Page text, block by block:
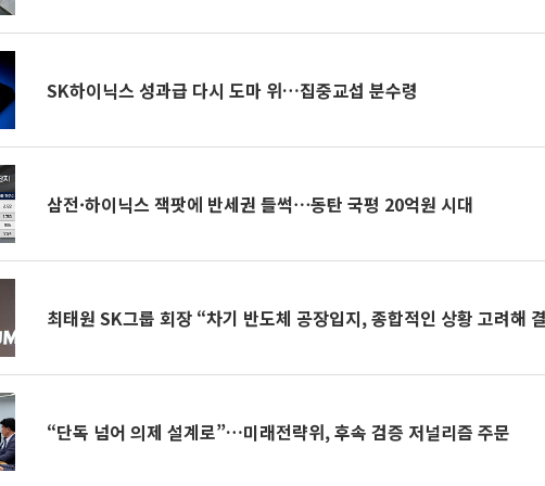
SK하이닉스 성과급 다시 도마 위…집중교섭 분수령
삼전·하이닉스 잭팟에 반세권 들썩⋯동탄 국평 20억원 시대
최태원 SK그룹 회장 “차기 반도체 공장입지, 종합적인 상황 고려해
“단독 넘어 의제 설계로”…미래전략위, 후속 검증 저널리즘 주문